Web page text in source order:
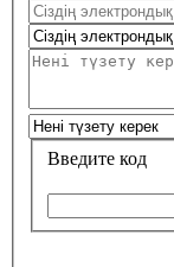
Введите код